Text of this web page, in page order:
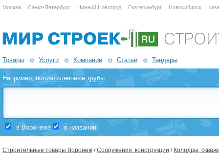
Москва Санкт-Петербург Нижний Новгород Екатеринбург Новосибирск
Товары Услуги Компании Статьи Тендеры
Например,полиэтиленовые трубы
в Воронеже в названии
Строительные товары Воронеж /Сооружения, конструкции / Колодцы,